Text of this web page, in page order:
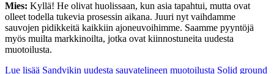
Mies: Kyllä! He olivat huolissaan, kun asia tapahtui, mutta ovat
olleet todella tukevia prosessin aikana. Juuri nyt vaihdamme
sauvojen pidikkeitä kaikkiin ajoneuvoihimme. Saamme pyyntöjä
myös muilta markkinoilta, jotka ovat kiinnostuneita uudesta
muotoilusta.
Lue lisää Sandvikin uudesta sauvatelineen muotoilusta Solid ground